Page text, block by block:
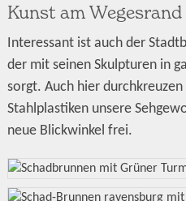
Kunst am Wegesrand
Interessant ist auch der
der mit seinen Skulpturen in
sorgt. Auch hier
Stahlplastiken unsere
neue Blickwinkel frei.